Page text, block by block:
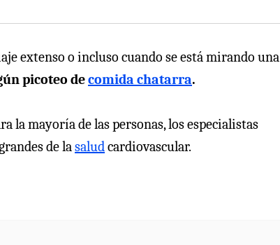
extenso o incluso cuando se está mirando una
picoteo decomida chatarra.
la mayoría de las personas, los especialistas
de lasaludcardiovascular.